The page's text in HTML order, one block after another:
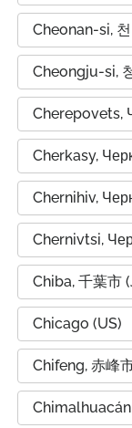
Cheonan-si,
Cheongju-si,
Cherepovets,
Cherkasy,
Chernihiv,
Chernivtsi,
Chiba, 千葉市
Chicago (US)
Chifeng, 赤峰
Chimalhuacán